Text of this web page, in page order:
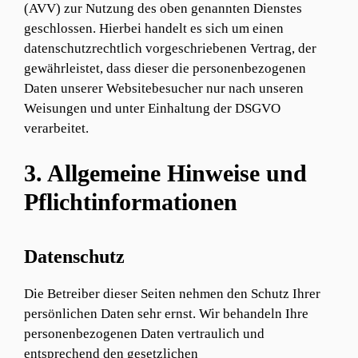
(AVV) zur Nutzung des oben genannten Dienstes
geschlossen. Hierbei handelt es sich um einen
datenschutzrechtlich vorgeschriebenen Vertrag, der
gewährleistet, dass dieser die personenbezogenen
Daten unserer Websitebesucher nur nach unseren
Weisungen und unter Einhaltung der DSGVO
verarbeitet.
3. Allgemeine Hinweise und
Pflicht­informationen
Datenschutz
Die Betreiber dieser Seiten nehmen den Schutz Ihrer
persönlichen Daten sehr ernst. Wir behandeln Ihre
personenbezogenen Daten vertraulich und
entsprechend den gesetzlichen